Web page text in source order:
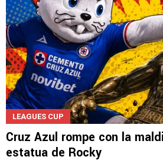
LEAGUES CUP
Cruz Azul rompe con la
estatua de Rocky